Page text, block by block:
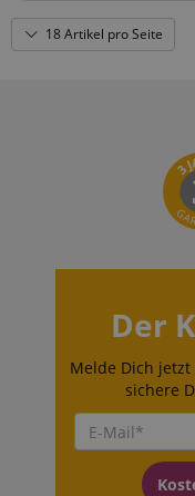
18 Artikel pro Seite
Der
Melde Dich
sichere